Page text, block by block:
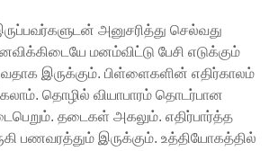
அனுசரித்து செல்வது
மனம்விட்டு பேசி எடுக்கும்
இருக்கும். பிள்ளைகளின் எதிர்காலம்
தொழில் வியாபாரம் தொடர்பான
தடைகள் அகலும். எதிர்பார்த்த
பணவரத்தும் இருக்கும். உத்தியோகத்தில்